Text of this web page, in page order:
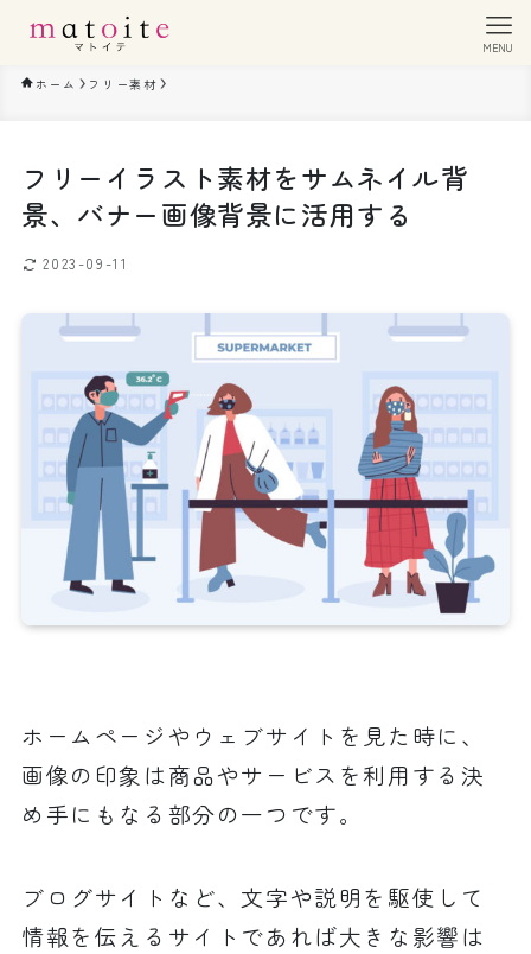
MENU
ホーム フリー素材
フリーイラスト素材をサムネイル背
景、バナー画像背景に活用する
2023-09-11
ホームページやウェブサイトを見た時に、
画像の印象は商品やサービスを利用する決
め手にもなる部分の一つです。
ブログサイトなど、文字や説明を駆使して
情報を伝えるサイトであれば大きな影響は